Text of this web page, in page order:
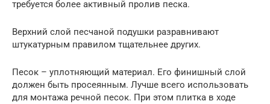
требуется более активный пролив песка.
Верхний слой песчаной подушки разравнивают
штукатурным правилом тщательнее других.
Песок – уплотняющий материал. Его финишный слой
должен быть просеянным. Лучше всего использовать
для монтажа речной песок. При этом плитка в ходе